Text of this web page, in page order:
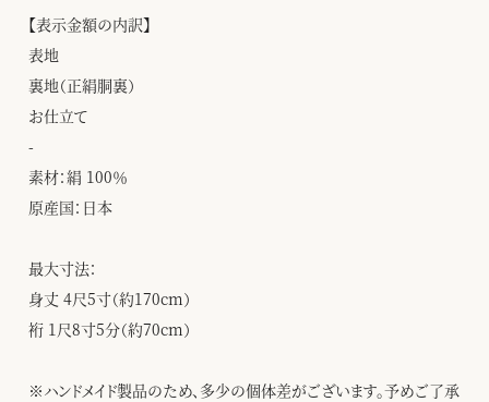
【表示金額の内訳】
表地
裏地（正絹胴裏）
お仕立て
-
素材：絹 100％
原産国：日本
最大寸法：
身丈 4尺5寸（約170cm）
裄 1尺8寸5分（約70cm）
※ハンドメイド製品のため、多少の個体差がございます。予めご了承